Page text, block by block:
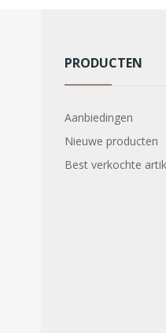
PRODUCTEN
Aanbiedingen
Nieuwe producten
Best verkochte